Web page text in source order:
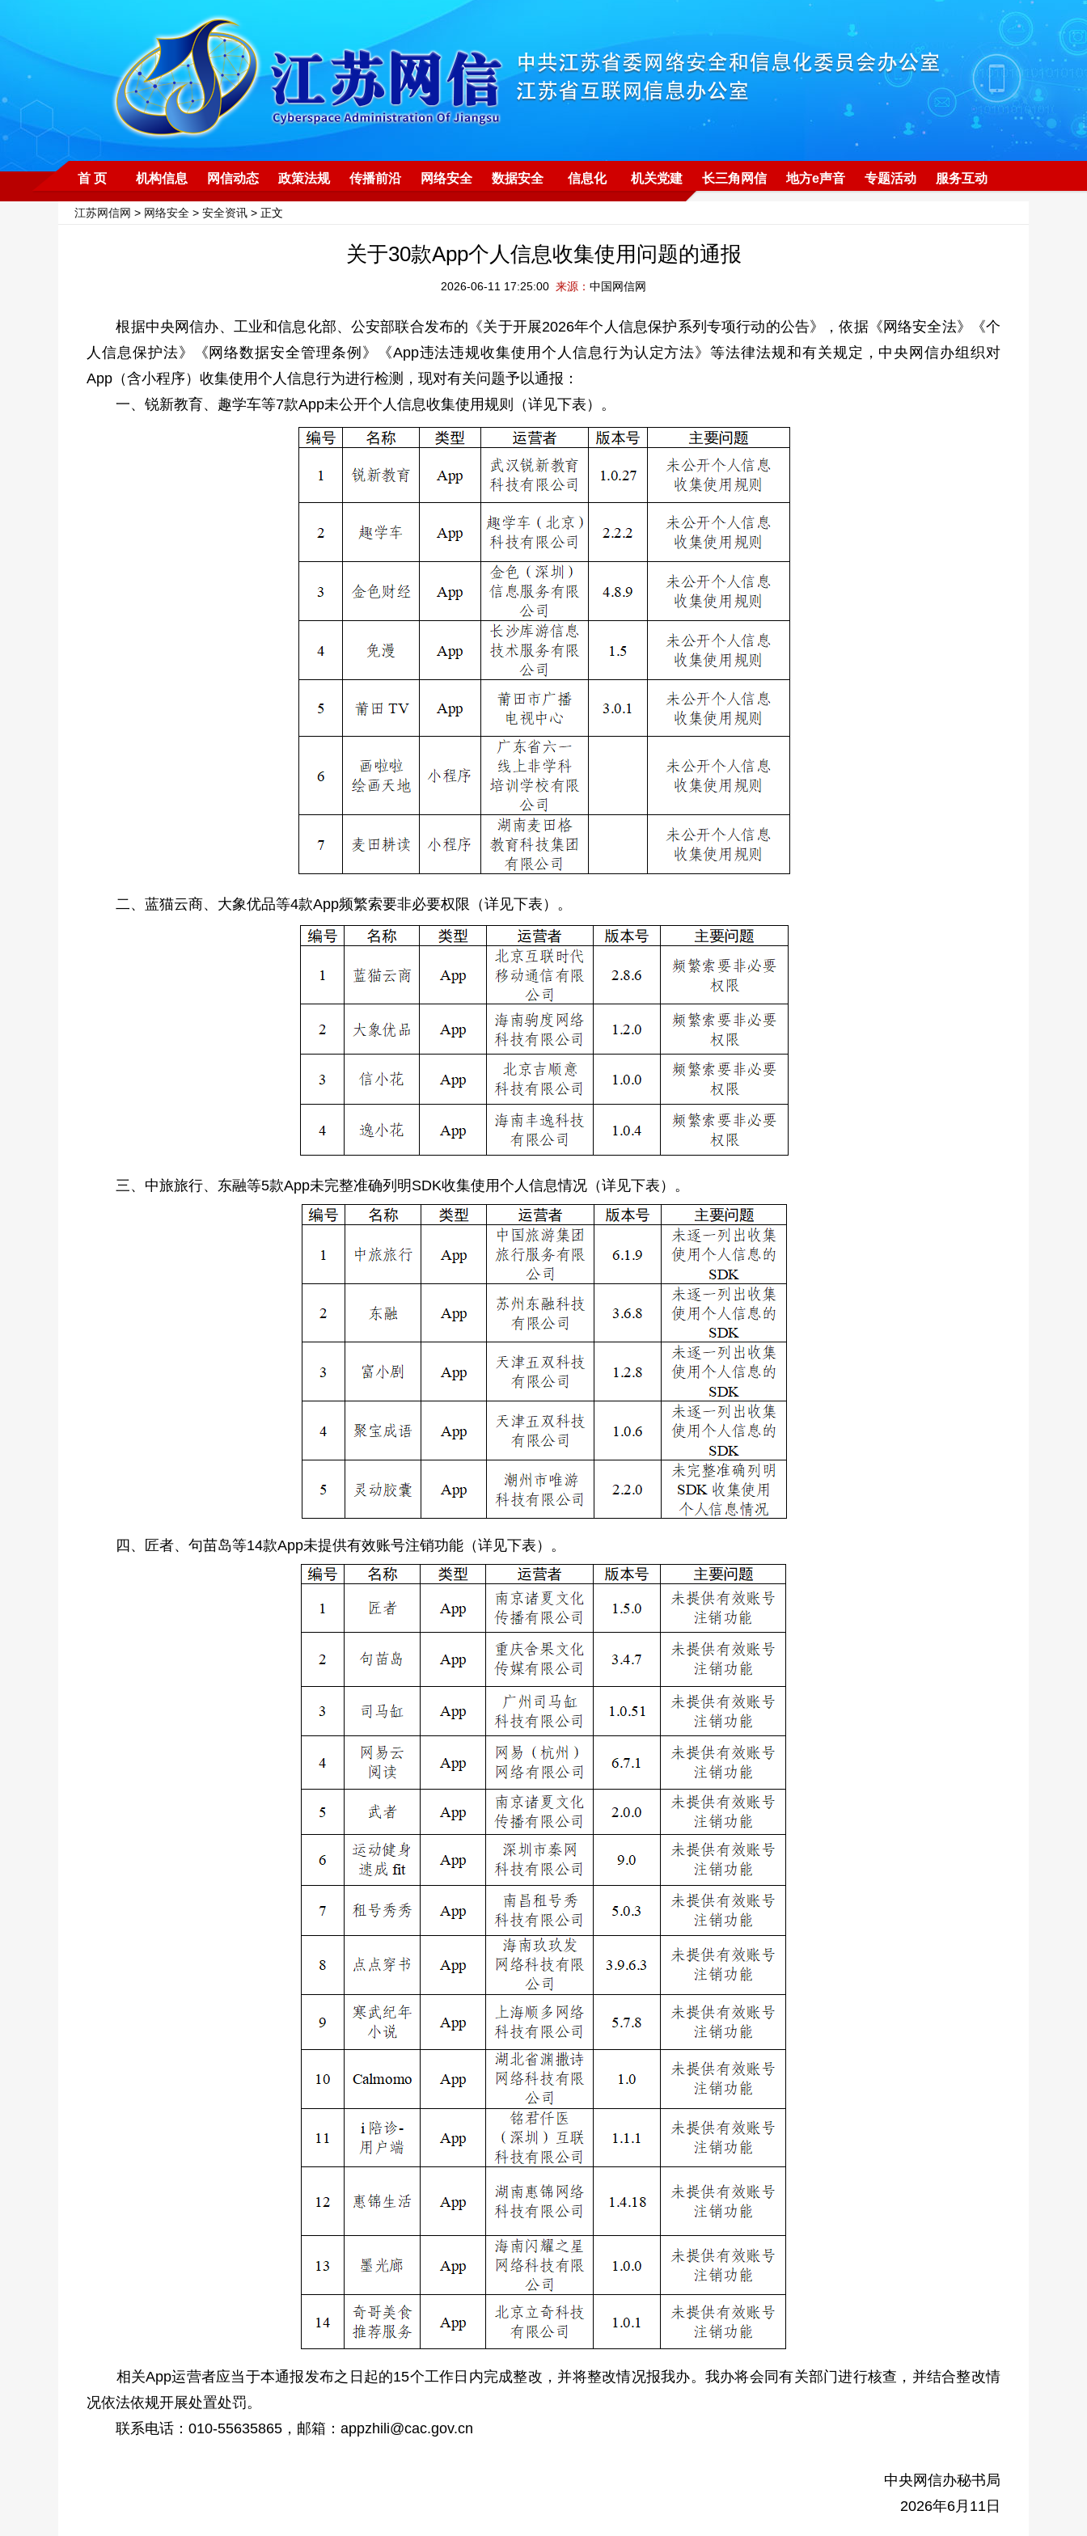
首 页 机构信息 网信动态 政策法规 传播前沿 网络安全 数据安全 信息化 机关党建 长三角网信 地方e声音 专题活动 服务互动
江苏网信网 > 网络安全 > 安全资讯 > 正文
关于30款App个人信息收集使用问题的通报
2026-06-11 17:25:00 来源： 中国网信网
根据中央网信办、工业和信息化部、公安部联合发布的《关于开展2026年个人信息保护系列专项行动的公告》，依据《网络安全法》《个
人信息保护法》《网络数据安全管理条例》《App违法违规收集使用个人信息行为认定方法》等法律法规和有关规定，中央网信办组织对
App（含小程序）收集使用个人信息行为进行检测，现对有关问题予以通报：
一、锐新教育、趣学车等7款App未公开个人信息收集使用规则（详见下表）。
二、蓝猫云商、大象优品等4款App频繁索要非必要权限（详见下表）。
三、中旅旅行、东融等5款App未完整准确列明SDK收集使用个人信息情况（详见下表）。
四、匠者、句苗岛等14款App未提供有效账号注销功能（详见下表）。
相关App运营者应当于本通报发布之日起的15个工作日内完成整改，并将整改情况报我办。我办将会同有关部门进行核查，并结合整改情
况依法依规开展处置处罚。
联系电话：010-55635865，邮箱：appzhili@cac.gov.cn
中央网信办秘书局
2026年6月11日